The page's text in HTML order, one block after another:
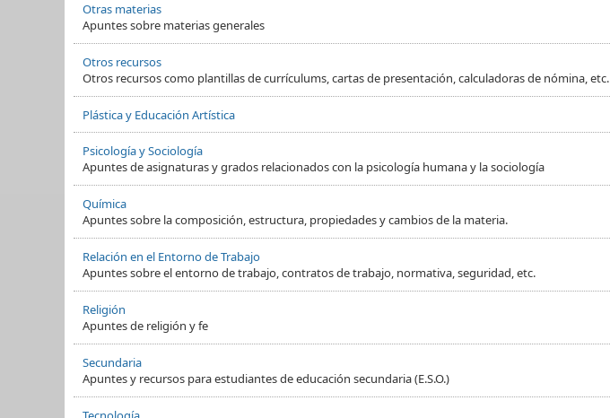
Otras materias
Apuntes sobre materias generales
Otros recursos
Otros recursos como plantillas de currículums, cartas de presentación, calculadoras de nómina, etc.
Plástica y Educación Artística
Psicología y Sociología
Apuntes de asignaturas y grados relacionados con la psicología humana y la sociología
Química
Apuntes sobre la composición, estructura, propiedades y cambios de la materia.
Relación en el Entorno de Trabajo
Apuntes sobre el entorno de trabajo, contratos de trabajo, normativa, seguridad, etc.
Religión
Apuntes de religión y fe
Secundaria
Apuntes y recursos para estudiantes de educación secundaria (E.S.O.)